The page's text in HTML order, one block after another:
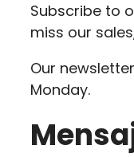
Subscribe to
miss our
Our
Monday.